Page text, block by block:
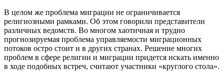
В целом же проблема миграции не ограничивается
религиозными рамками. Об этом говорили представители
различных ведомств. Во многом хаотичная и трудно
прогнозируемая проблема управляемости миграционных
потоков остро стоит и в других странах. Решение многих
проблем в сфере религии и миграции придется искать именно
в ходе подобных встреч, считают участники «круглого стола».